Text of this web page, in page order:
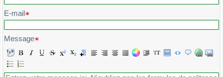
E-mail
Message